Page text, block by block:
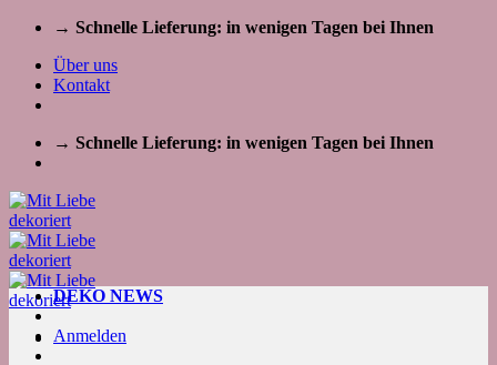
Zum
springen
→ Schnelle Lieferung: in wenigen Tagen bei Ihnen
Über uns
Kontakt
→ Schnelle Lieferung: in wenigen Tagen bei Ihnen
DEKO NEWS
Anmelden